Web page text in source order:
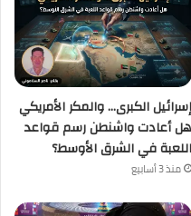
إسرائيل الكبرى… والمكر الأمريكي
هل أعادت واشنطن رسم قواعد
اللعبة في الشرق الأوسط؟
منذ 3 أسابيع